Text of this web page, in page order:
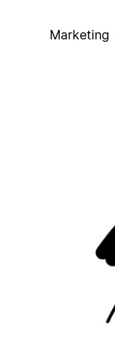
Marketing